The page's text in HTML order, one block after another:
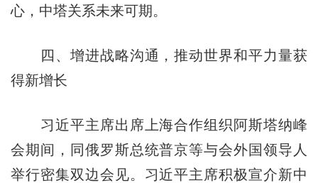
心，中塔关系未来可期。
四、增进战略沟通，推动世界和平力量获
得新增长
习近平主席出席上海合作组织阿斯塔纳峰
会期间，同俄罗斯总统普京等与会外国领导人
举行密集双边会见。习近平主席积极宣介新中